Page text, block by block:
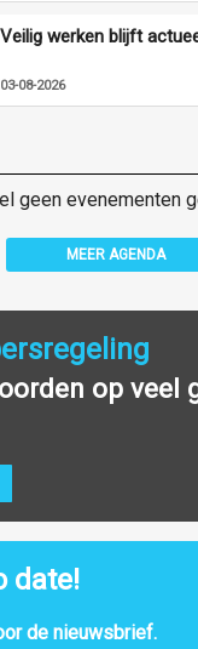
Veilig werken blijft
03-08-2026
geen evenementen
MEER AGENDA
op veel
date!
de nieuwsbrief.